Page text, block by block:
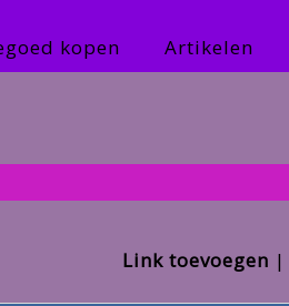
kopen Artikelen
Link toevoegen